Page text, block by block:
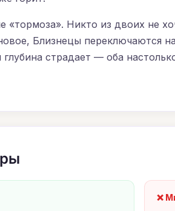
«тормоза». Никто из двоих не
Близнецы переключаются
страдает — оба
❌